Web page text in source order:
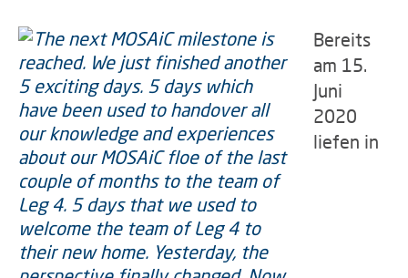
Bereits
am 15.
Juni
2020
liefen in